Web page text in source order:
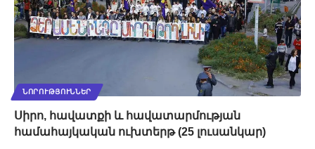
ՆՈՐՈՒԹՅՈՒՆՆԵՐ
Սիրո, հավատքի և հավատարմության
համահայկական ուխտերթ (25 լուսանկար)